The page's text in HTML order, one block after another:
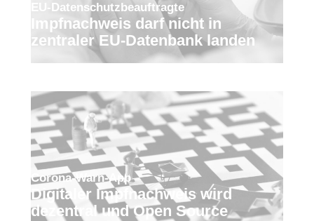
EU-Datenschutzbeauftragte
Impfnachweis darf nicht in
zentraler EU-Datenbank landen
Corona-Warn-App
Digitaler Impfnachweis wird
dezentral und Open Source